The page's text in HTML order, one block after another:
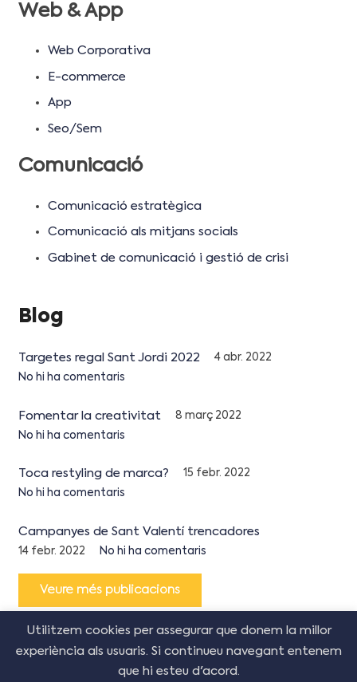
Web & App
Web Corporativa
E-commerce
App
Seo/Sem
Comunicació
Comunicació estratègica
Comunicació als mitjans socials
Gabinet de comunicació i gestió de crisi
Blog
Targetes regal Sant Jordi 2022
4 abr. 2022
No hi ha comentaris
Fomentar la creativitat
8 març 2022
No hi ha comentaris
Toca restyling de marca?
15 febr. 2022
No hi ha comentaris
Campanyes de Sant Valentí trencadores
14 febr. 2022 No hi ha comentaris
Veure més publicacions
© Copyright Creative Corner Agency
Utilitzem cookies per assegurar que donem la millor
experiència als usuaris. Si continueu navegant entenem
que hi esteu d'acord.